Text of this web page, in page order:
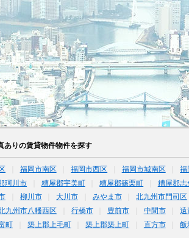
ありの賃貸物件物件を探す
福岡市南区 福岡市西区 福岡市城南区 福
珂川市 糟屋郡宇美町 糟屋郡篠栗町 糟屋郡志
柳川市 大川市 みやま市 北九州市門司区
九州市八幡西区 行橋市 豊前市 中間市 遠
町 築上郡上毛町 築上郡築上町 直方市 飯